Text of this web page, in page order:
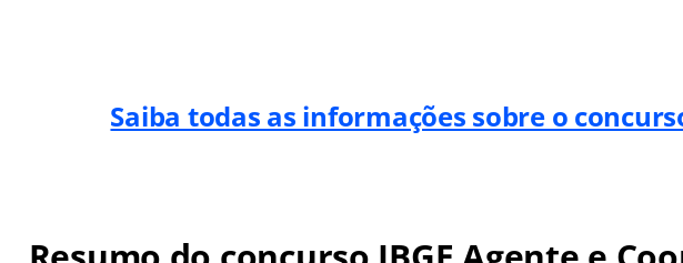
Saiba todas as informações sobre o